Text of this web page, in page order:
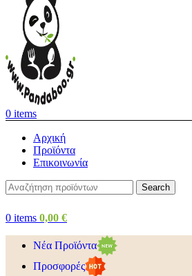
0 items
Αρχική
Προϊόντα
Επικοινωνία
Search
0 items 0,00 €
Νέα Προϊόντα
Προσφορές